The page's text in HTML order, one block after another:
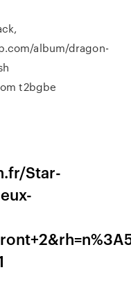
album/dragon-
t2bgbe
Star-